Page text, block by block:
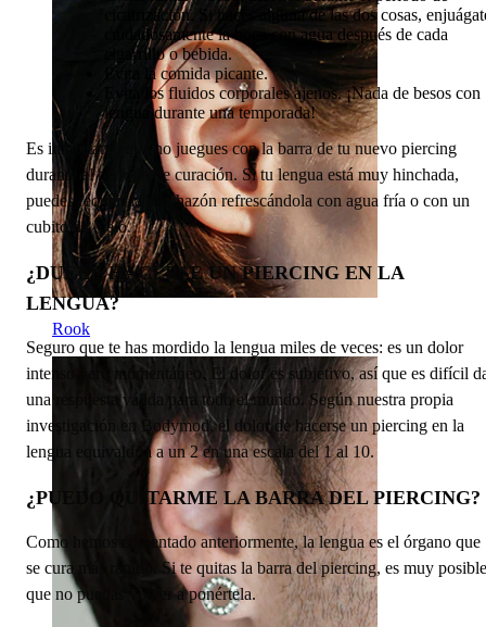
Rook
cicatrización. Si haces alguna de las dos cosas,
cuidadosamente la boca con agua después de cada
cigarrillo o bebida.
Evita la comida picante.
Evita los fluidos corporales ajenos. ¡Nada de besos con
lengua durante una temporada!
Es importante que no juegues con la barra de tu nuevo piercing
durante el periodo de curación. Si tu lengua está muy hinchada,
puedes reducir la hinchazón refrescándola con agua fría o con un
cubito de hielo.
¿DUELE HACERSE UN PIERCING EN LA
LENGUA?
Seguro que te has mordido la lengua miles de veces: es un dolor
intenso pero momentáneo. El dolor es subjetivo, así que es difícil
una respuesta válida para todo el mundo. Según nuestra propia
investigación en Bodymod, el dolor de hacerse un piercing en la
lengua equivaldría a un 2 en una escala del 1 al 10.
¿PUEDO QUITARME LA BARRA DEL PIERCING?
Como hemos comentado anteriormente, la lengua es el órgano que
se cura más rápido. Si te quitas la barra del piercing, es muy posible
que no puedas volver a ponértela.